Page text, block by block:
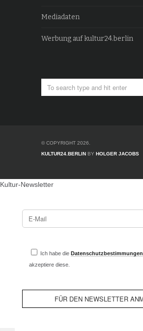
Mediadaten
Werbung auf kultur24.berlin
© COPYRIGHT 2026.
KULTUR24.BERLINBY HOLGER JACOBS
Kultur-Newsletter
Ich habe die Datenschutzbestimmungen
akzeptiere diese.